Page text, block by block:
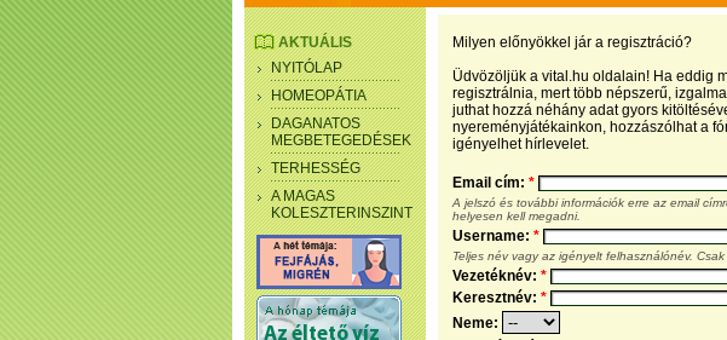
AKTUÁLIS
NYITÓLAP
HOMEOPÁTIA
DAGANATOS
MEGBETEGEDÉSEK
TERHESSÉG
A MAGAS
KOLESZTERINSZINT
Milyen előnyökkel jár a regisztráció?
Üdvözöljük a vital.hu oldalain! Ha eddig
regisztrálnia, mert több népszerű,
juthat hozzá néhány adat gyors
nyereményjátékainkon, hozzászólhat a
igényelhet hírlevelet.
Email cím: *
A jelszó és további információk erre az email
helyesen kell megadni.
Username: *
Teljes név vagy az igényelt felhasználónév.
Vezetéknév: *
Keresztnév: *
Neme: